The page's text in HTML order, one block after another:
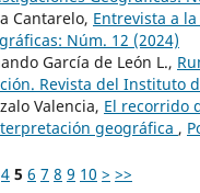
Cantarelo, Entrevista a
Núm. 12 (2024)
García de León L.,
Revista del Instituto
Valencia, El recorrido
geográfica ,
4 5 6 7 8 9 10 > >>